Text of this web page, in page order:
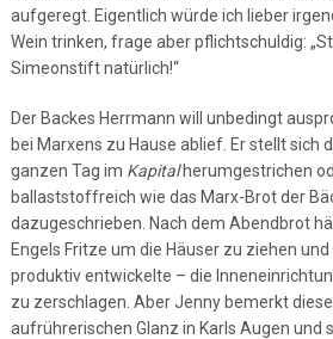
aufgeregt. Eigentlich würde ich lieber
Wein trinken, frage aber pflichtschuldig:
Simeonstift natürlich!“
Der Backes Herrmann will unbedingt
bei Marxens zu Hause ablief. Er stellt sich
ganzen Tag im Kapitalherumgestrichen
ballaststoffreich wie das Marx-Brot der
dazugeschrieben. Nach dem Abendbrot
Engels Fritze um die Häuser zu ziehen
produktiv entwickelte – die
zu zerschlagen. Aber Jenny bemerkt
aufrührerischen Glanz in Karls Augen und